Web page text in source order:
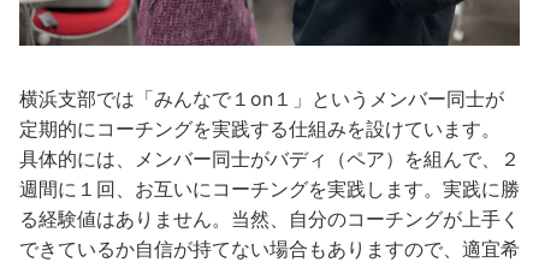
横浜支部では「みんなで１on１」というメンバー同士が
定期的にコーチングを実践する仕組みを設けています。
具体的には、メンバー同士がバディ（ペア）を組んで、２
週間に１回、お互いにコーチングを実践します。実践に勝
る経験値はありません。当然、自分のコーチングが上手く
できているか自信が持てない場合もありますので、適宜希